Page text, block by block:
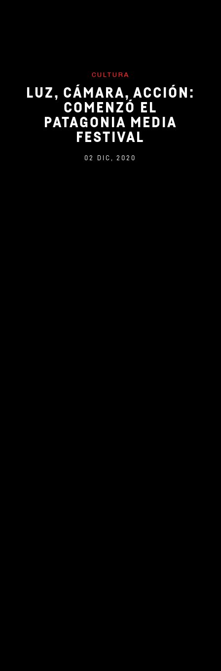
CULTURA
LUZ, CÁMARA, ACCIÓN:
COMENZÓ EL
PATAGONIA MEDIA
FESTIVAL
02 DIC, 2020